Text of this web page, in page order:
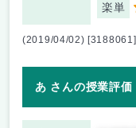
楽単
(2019/04/02) [3188061]
あ さんの授業評価